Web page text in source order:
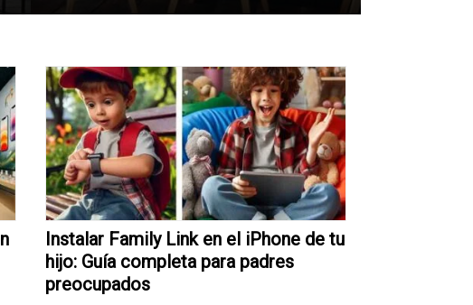
Instalar Family Link en el iPhone de tu
hijo: Guía completa para padres
preocupados